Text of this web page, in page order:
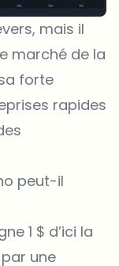
mais il
marché de la
forte
rapides
peut-il
1 $ d’ici la
une